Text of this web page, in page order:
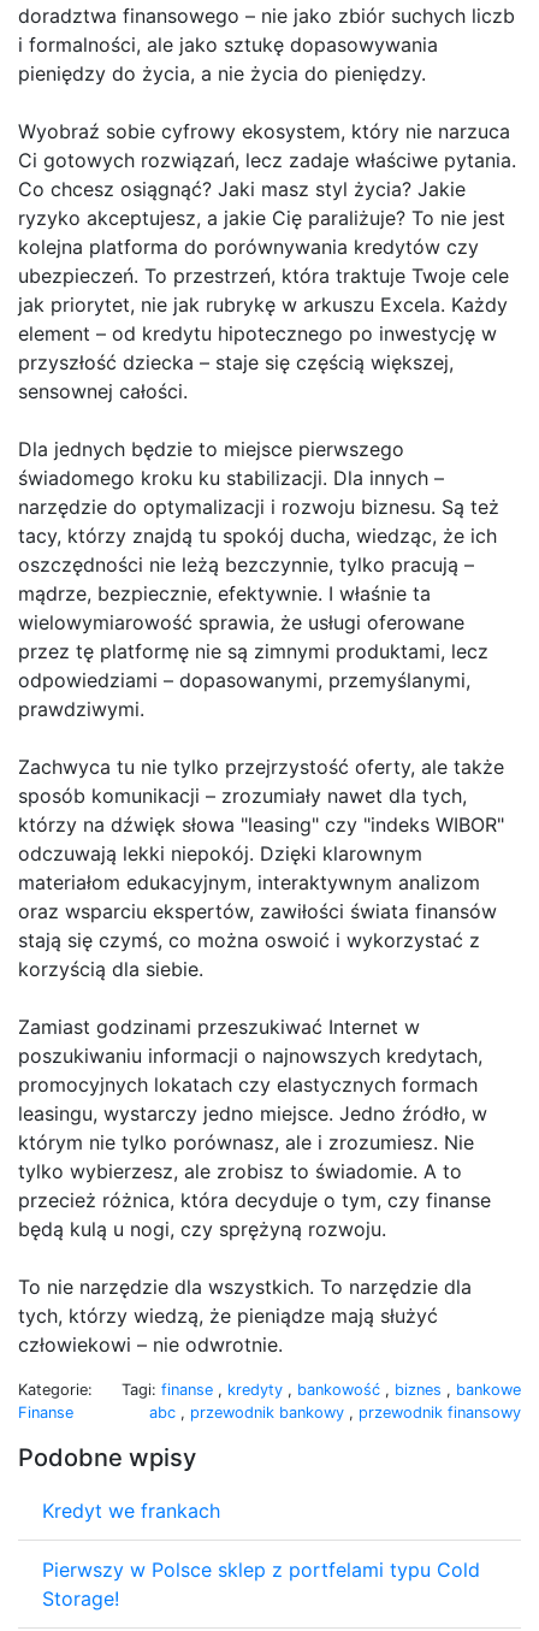
doradztwa finansowego – nie jako zbiór suchych liczb
i formalności, ale jako sztukę dopasowywania
pieniędzy do życia, a nie życia do pieniędzy.
Wyobraź sobie cyfrowy ekosystem, który nie narzuca
Ci gotowych rozwiązań, lecz zadaje właściwe pytania.
Co chcesz osiągnąć? Jaki masz styl życia? Jakie
ryzyko akceptujesz, a jakie Cię paraliżuje? To nie jest
kolejna platforma do porównywania kredytów czy
ubezpieczeń. To przestrzeń, która traktuje Twoje cele
jak priorytet, nie jak rubrykę w arkuszu Excela. Każdy
element – od kredytu hipotecznego po inwestycję w
przyszłość dziecka – staje się częścią większej,
sensownej całości.
Dla jednych będzie to miejsce pierwszego
świadomego kroku ku stabilizacji. Dla innych –
narzędzie do optymalizacji i rozwoju biznesu. Są też
tacy, którzy znajdą tu spokój ducha, wiedząc, że ich
oszczędności nie leżą bezczynnie, tylko pracują –
mądrze, bezpiecznie, efektywnie. I właśnie ta
wielowymiarowość sprawia, że usługi oferowane
przez tę platformę nie są zimnymi produktami, lecz
odpowiedziami – dopasowanymi, przemyślanymi,
prawdziwymi.
Zachwyca tu nie tylko przejrzystość oferty, ale także
sposób komunikacji – zrozumiały nawet dla tych,
którzy na dźwięk słowa "leasing" czy "indeks WIBOR"
odczuwają lekki niepokój. Dzięki klarownym
materiałom edukacyjnym, interaktywnym analizom
oraz wsparciu ekspertów, zawiłości świata finansów
stają się czymś, co można oswoić i wykorzystać z
korzyścią dla siebie.
Zamiast godzinami przeszukiwać Internet w
poszukiwaniu informacji o najnowszych kredytach,
promocyjnych lokatach czy elastycznych formach
leasingu, wystarczy jedno miejsce. Jedno źródło, w
którym nie tylko porównasz, ale i zrozumiesz. Nie
tylko wybierzesz, ale zrobisz to świadomie. A to
przecież różnica, która decyduje o tym, czy finanse
będą kulą u nogi, czy sprężyną rozwoju.
To nie narzędzie dla wszystkich. To narzędzie dla
tych, którzy wiedzą, że pieniądze mają służyć
człowiekowi – nie odwrotnie.
Kategorie:
Finanse
Tagi: finanse , kredyty , bankowość , biznes , bankowe
abc , przewodnik bankowy , przewodnik finansowy
Podobne wpisy
Kredyt we frankach
Pierwszy w Polsce sklep z portfelami typu Cold
Storage!